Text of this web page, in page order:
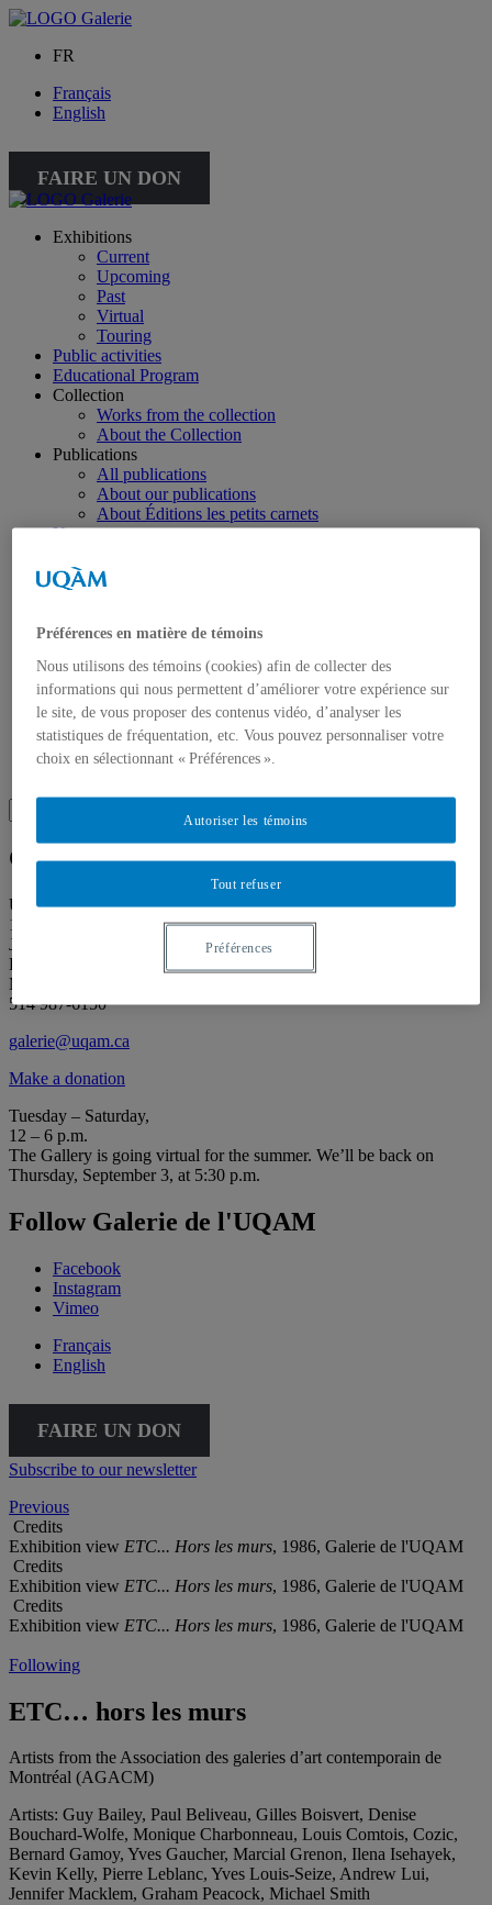
FR
Français
English
FAIRE UN DON
Exhibitions
Current
Upcoming
Past
Virtual
Touring
Public activities
Educational Program
Collection
Works from the collection
About the Collection
Publications
All publications
About our publications
About Éditions les petits carnets
News
Accessibility
Contact
History
Project Proposals
Support
Floor plans
Press
Search
for:
Search
Galerie de l’UQAM
Université du Québec à Montréal
1400, Berri Street
Judith-Jasmin Building
Room J-R120
Montréal (QC) Canada
514 987-6150
galerie@uqam.ca
Make a donation
Tuesday – Saturday,
12 – 6 p.m.
The Gallery is going virtual for the summer. We’ll be back on
Thursday, September 3, at 5:30 p.m.
Follow Galerie de l'UQAM
Facebook
Instagram
Vimeo
Français
English
FAIRE UN DON
Subscribe to our newsletter
Previous
Credits
Exhibition view ETC... Hors les murs, 1986, Galerie de l'UQAM
Credits
Exhibition view ETC... Hors les murs, 1986, Galerie de l'UQAM
Credits
Exhibition view ETC... Hors les murs, 1986, Galerie de l'UQAM
Following
ETC… hors les murs
Artists from the Association des galeries d’art contemporain de
Montréal (AGACM)
Artists: Guy Bailey, Paul Beliveau, Gilles Boisvert, Denise
Bouchard-Wolfe, Monique Charbonneau, Louis Comtois, Cozic,
Bernard Gamoy, Yves Gaucher, Marcial Grenon, Ilena Isehayek,
Kevin Kelly, Pierre Leblanc, Yves Louis-Seize, Andrew Lui,
Jennifer Macklem, Graham Peacock, Michael Smith
Préférences en matière de témoins
Nous utilisons des témoins (cookies) afin de collecter des
informations qui nous permettent d’améliorer votre expérience sur
le site, de vous proposer des contenus vidéo, d’analyser les
statistiques de fréquentation, etc. Vous pouvez personnaliser votre
choix en sélectionnant « Préférences ».
Tout refuser
Autoriser les témoins
Préférences